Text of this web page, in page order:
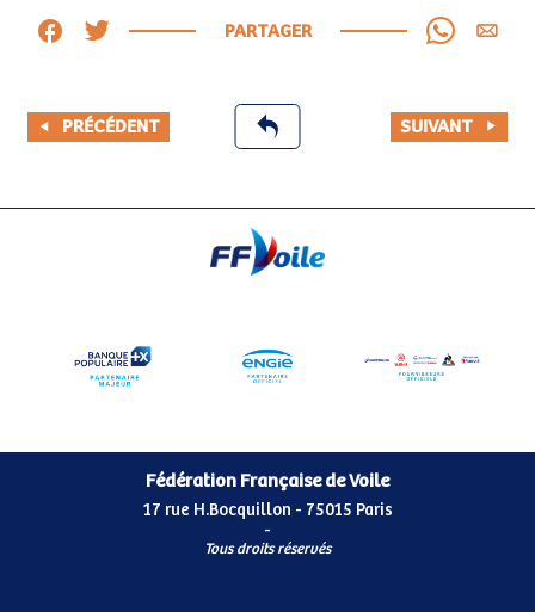
PARTAGER
PRÉCÉDENT SUIVANT
Fédération Française de Voile
17 rue H.Bocquillon - 75015 Paris
-
Tous droits réservés